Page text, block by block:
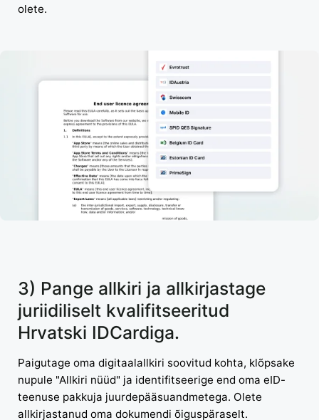
olete.
3) Pange allkiri ja allkirjastage
juriidiliselt kvalifitseeritud
Hrvatski IDCardiga.
Paigutage oma digitaalallkiri soovitud kohta, klõpsake
nupule "Allkiri nüüd" ja identifitseerige end oma eID-
teenuse pakkuja juurdepääsuandmetega. Olete
allkirjastanud oma dokumendi õiguspäraselt.